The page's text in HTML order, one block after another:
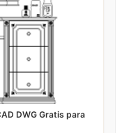
DWG Gratis para